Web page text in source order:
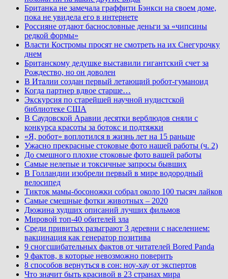
Британка не замечала граффити Бэнкси на своем доме,
пока не увидела его в интернете
Россияне отдают баснословные деньги за «чипсины
редкой формы»
Власти Костромы просят не смотреть на их Снегурочку
днем
Британскому дедушке выставили гигантский счет за
Рождество, но он доволен
В Италии создан первый летающий робот-гуманоид
Когда партнер вдвое старше…
Экскурсия по старейшей научной нудистской
библиотеке США
В Саудовской Аравии десятки верблюдов сняли с
конкурса красоты за ботокс и подтяжки
«Я, робот» воплотился в жизнь лет на 15 раньше
Ужасно прекрасные стоковые фото нашей работы (ч. 2)
До смешного плохие стоковые фото вашей работы
Самые нелепые и токсичные запросы бывших
В Голландии изобрели первый в мире водородный
велосипед
Тикток мамы-босоножки собрал около 100 тысяч лайков
Самые смешные фотки животных – 2020
Дюжина худших описаний лучших фильмов
Мировой топ-40 обителей зла
Среди привитых разыграют 3 деревни с населением:
вакцинация как генератор позитива
9 сногсшибательных фактов от читателей Bored Panda
9 фактов, в которые невозможно поверить
8 способов вернуться в сон: ноу-хау от экспертов
Что значит быть красивой в 23 странах мира